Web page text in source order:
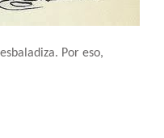
Por eso,